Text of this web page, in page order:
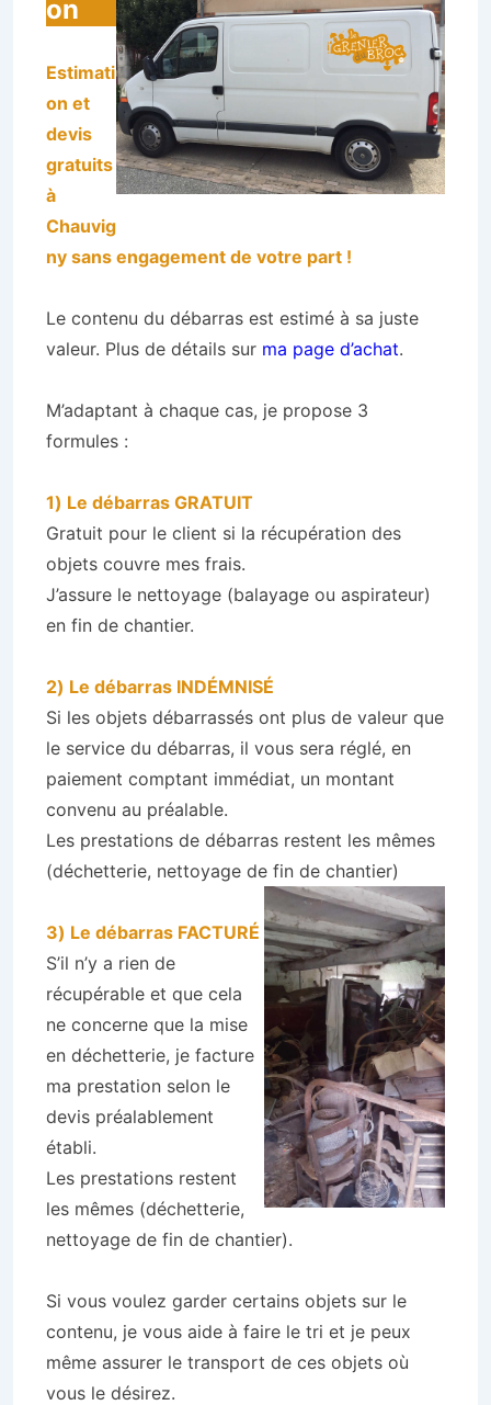
on
Estimati
on et
devis
gratuits
à
Chauvig
ny sans engagement de votre part !
Le contenu du débarras est estimé à sa juste
valeur. Plus de détails sur ma page d’achat.
M’adaptant à chaque cas, je propose 3
formules :
1) Le débarras GRATUIT
Gratuit pour le client si la récupération des
objets couvre mes frais.
J’assure le nettoyage (balayage ou aspirateur)
en fin de chantier.
2) Le débarras INDÉMNISÉ
Si les objets débarrassés ont plus de valeur que
le service du débarras, il vous sera réglé, en
paiement comptant immédiat, un montant
convenu au préalable.
Les prestations de débarras restent les mêmes
(déchetterie, nettoyage de fin de chantier)
3) Le débarras FACTURÉ
S’il n’y a rien de
récupérable et que cela
ne concerne que la mise
en déchetterie, je facture
ma prestation selon le
devis préalablement
établi.
Les prestations restent
les mêmes (déchetterie,
nettoyage de fin de chantier).
Si vous voulez garder certains objets sur le
contenu, je vous aide à faire le tri et je peux
même assurer le transport de ces objets où
vous le désirez.